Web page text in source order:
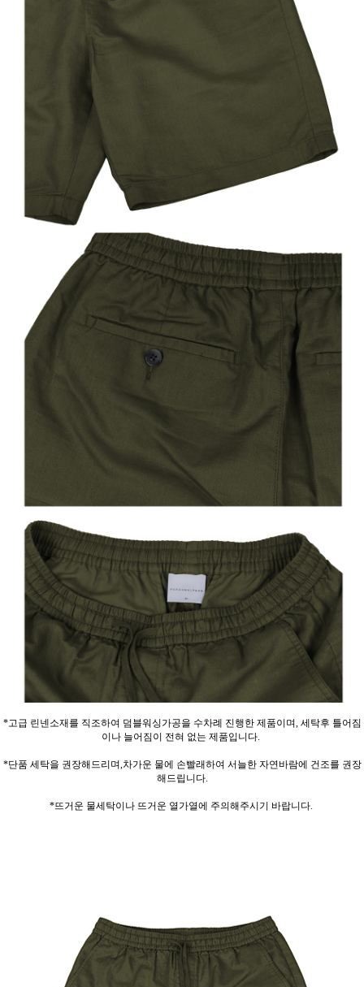
*고급 린넨소재를 직조하여 덤블워싱가공을 수차례 진행한 제품이며, 세탁후 틀어짐
이나 늘어짐이 전혀 없는 제품입니다.
*단품 세탁을 권장해드리며,차가운 물에 손빨래하여 서늘한 자연바람에 건조를 권장
해드립니다.
*뜨거운 물세탁이나 뜨거운 열가열에 주의해주시기 바랍니다.